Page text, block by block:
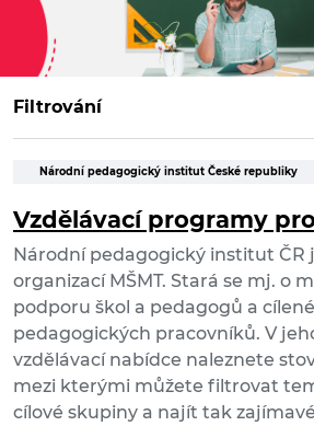
Filtrování
Národní pedagogický institut České republiky
Vzdělávací programy
Národní pedagogický institut ČR
organizací MŠMT. Stará se mj. o
podporu škol a pedagogů a
pedagogických pracovníků. V
vzdělávací nabídce naleznete
mezi kterými můžete filtrovat
cílové skupiny a najít tak